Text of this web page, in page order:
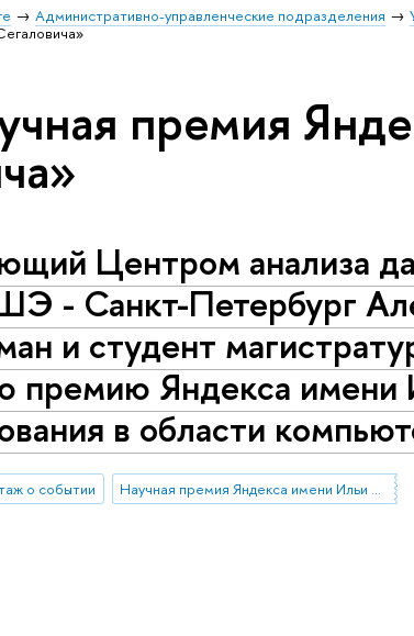
Административно-управленческие подразделения
премия
Центром анализа
- Санкт-Петербург
и студент
премию Яндекса имени
в области
о событии Научная премия Яндекса имени Ильи Сегаловича